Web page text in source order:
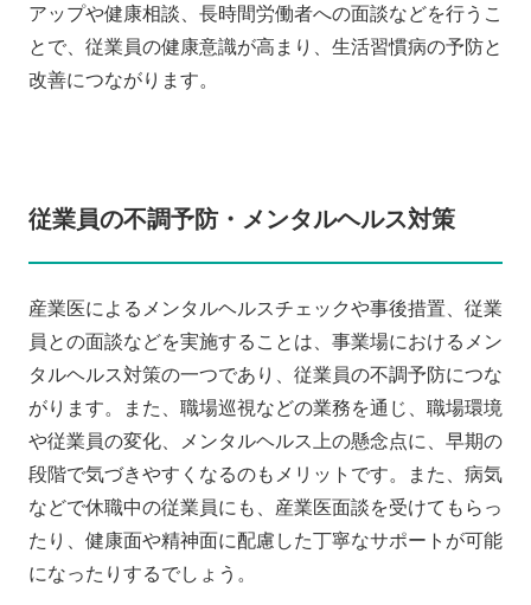
アップや健康相談、長時間労働者への面談などを行うこ
とで、従業員の健康意識が高まり、生活習慣病の予防と
改善につながります。
従業員の不調予防・メンタルヘルス対策
産業医によるメンタルヘルスチェックや事後措置、従業
員との面談などを実施することは、事業場におけるメン
タルヘルス対策の一つであり、従業員の不調予防につな
がります。また、職場巡視などの業務を通じ、職場環境
や従業員の変化、メンタルヘルス上の懸念点に、早期の
段階で気づきやすくなるのもメリットです。また、病気
などで休職中の従業員にも、産業医面談を受けてもらっ
たり、健康面や精神面に配慮した丁寧なサポートが可能
になったりするでしょう。